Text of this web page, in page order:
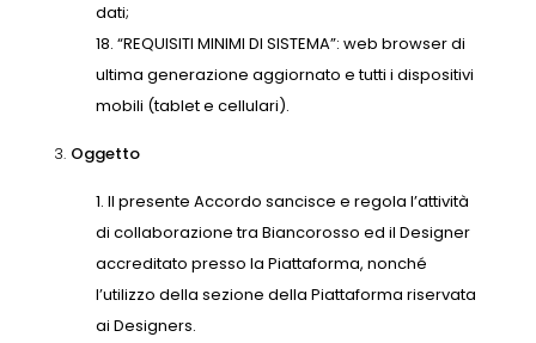
dati;
“REQUISITI MINIMI DI SISTEMA”: web browser di
ultima generazione aggiornato e tutti i dispositivi
mobili (tablet e cellulari).
3. Oggetto
Il presente Accordo sancisce e regola l’attività
di collaborazione tra Biancorosso ed il Designer
accreditato presso la Piattaforma, nonché
l’utilizzo della sezione della Piattaforma riservata
ai Designers.